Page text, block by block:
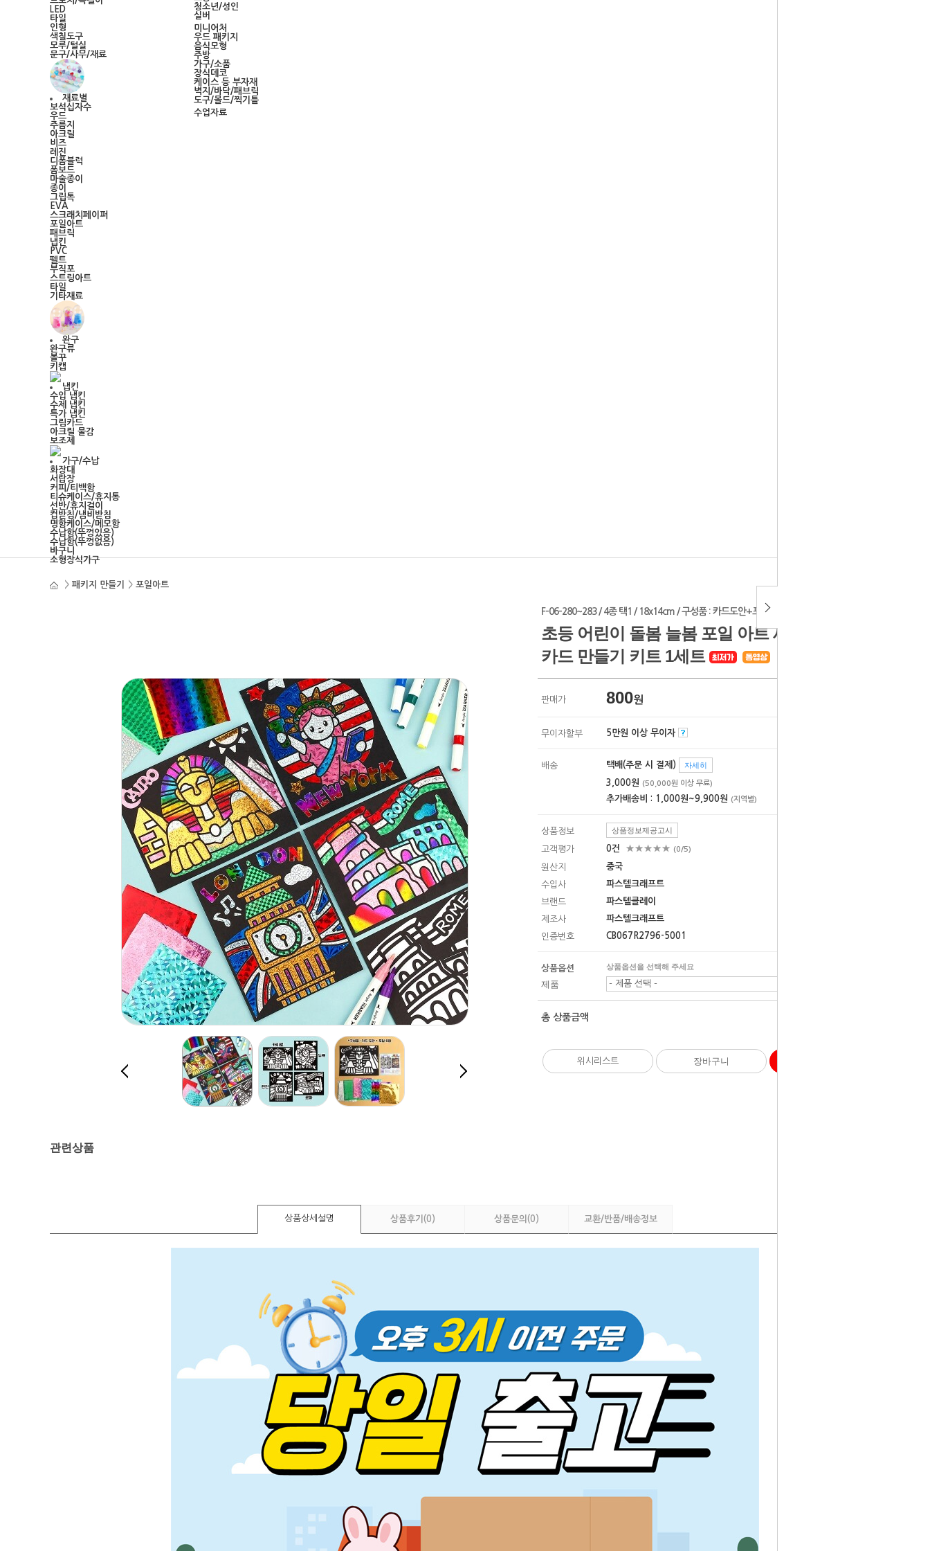
LED
타일
인형
색칠도구
모루/털실
문구/사무/재료
재료별
보석십자수
우드
주름지
아크릴
비즈
레진
디폼블럭
폼보드
마술종이
종이
그립톡
EVA
스크래치페이퍼
포일아트
패브릭
냅킨
PVC
펠트
부직포
스트링아트
타일
기타재료
완구
완구류
볼꾸
키캡
냅킨
수입 냅킨
수제 냅킨
특가 냅킨
그림카드
아크릴 물감
보조제
가구/수납
화장대
서랍장
커피/티백함
티슈케이스/휴지통
선반/휴지걸이
컵받침/냄비받침
명함케이스/메모함
수납함(뚜껑있음)
수납함(뚜껑없음)
바구니
소형장식가구
청소년/성인
실버
미니어처
우드 패키지
음식모형
주방
가구/소품
장식데코
케이스 등 부자재
벽지/바닥/패브릭
도구/몰드/찍기틀
수업자료
> 패키지 만들기 > 포일아트
F-06-280~283 / 4종 택1 / 18x14cm / 구성품 : 카드도안+포일6장
초등 어린이 돌봄 늘봄 포일 아트 세계 랜드마크
카드 만들기 키트 1세트
판매가 800원
무이자할부 5만원 이상 무이자
배송 택배(주문 시 결제) 자세히
3,000원 (50,000원 이상 무료)
추가배송비 : 1,000원~9,900원 (지역별)
상품정보 상품정보제공고시
고객평가 0건 ★★★★★ (0/5)
원산지
중국
수입사
파스텔크래프트
브랜드
파스텔클레이
제조사
파스텔크래프트
인증번호
CB067R2796-5001
상품옵션 상품옵션을 선택해 주세요
제품 - 제품 선택 -
총 상품금액
위시리스트 장바구니
관련상품
상품상세설명 상품후기 (0) 상품문의 (0) 교환/반품/배송정보